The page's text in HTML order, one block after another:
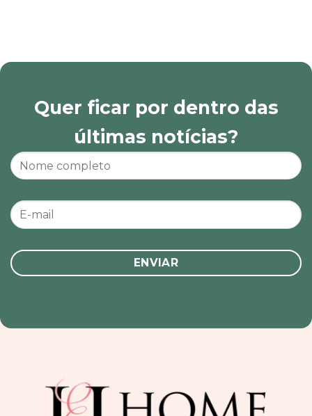
Quer ficar por dentro das
últimas notícias?